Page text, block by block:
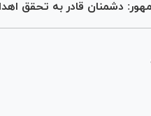
دشمنان قادر به تحقق